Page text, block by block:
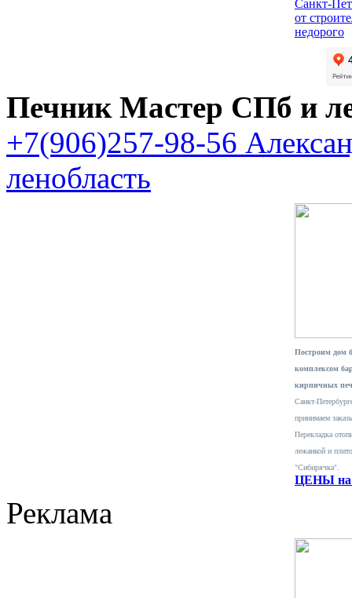
Санкт-
от
недорого
Печник Мастер СПб и
+7(906)257-98-56
ленобласть
Построим дом
комплексом
кирпичных
Санкт-
принимаем
Перекладка
лежанкой и
"Сибирячка".
ЦЕНЫ на
Реклама